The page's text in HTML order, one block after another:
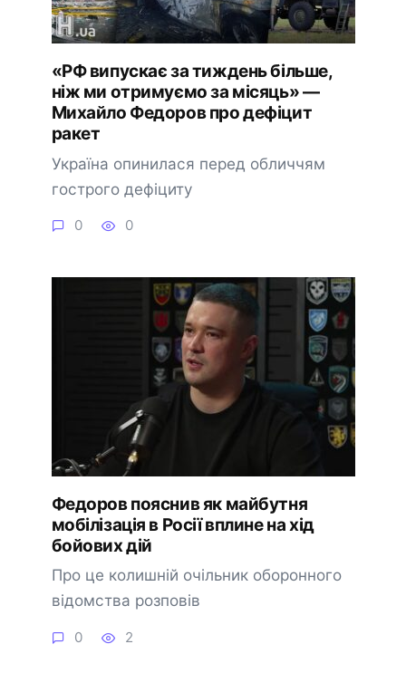
«РФ випускає за тиждень більше,
ніж ми отримуємо за місяць» —
Михайло Федоров про дефіцит
ракет
Україна опинилася перед обличчям
гострого дефіциту
0 0
Федоров пояснив як майбутня
мобілізація в Росії вплине на хід
бойових дій
Про це колишній очільник оборонного
відомства розповів
0 2